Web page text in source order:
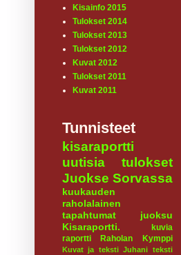
Kisainfo 2015
Tulokset 2014
Tulokset 2013
Tulokset 2012
Kuvat 2012
Tulokset 2011
Kuvat 2011
Tunnisteet
kisaraportti
uutisia
tulokset
Juokse Sorvassa
kuukauden
raholalainen
tapahtumat
juoksu
Kisaraportti.
kuvia
raportti
Raholan Kymppi
Kuvat ja teksti Juhani teksti